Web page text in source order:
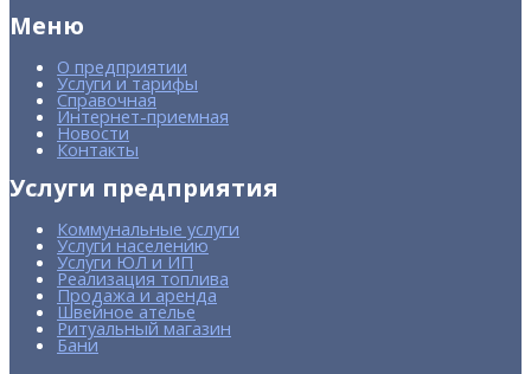
Меню
О предприятии
Услуги и тарифы
Справочная
Интернет-приемная
Новости
Контакты
Услуги предприятия
Коммунальные услуги
Услуги населению
Услуги ЮЛ и ИП
Реализация топлива
Продажа и аренда
Швейное ателье
Ритуальный магазин
Бани